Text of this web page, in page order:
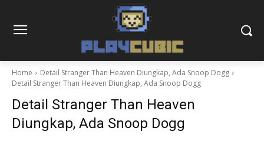
Home
Detail Stranger Than Heaven Diungkap, Ada Snoop Dogg
Detail Stranger Than Heaven Diungkap, Ada Snoop Dogg
Detail Stranger Than Heaven
Diungkap, Ada Snoop Dogg